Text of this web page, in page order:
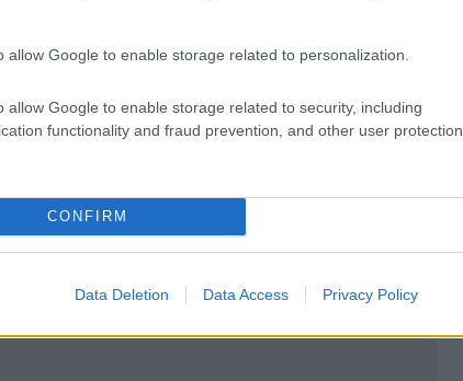
allow Google to enable storage related to personalization.
allow Google to enable storage related to security, including
functionality and fraud prevention, and other user protection.
CONFIRM
Data Deletion Data Access Privacy Policy
speciali, promozioni di negzianti
eBay” e poi c’è spiegato che eBay Inc. ha
con le forze dell’ordine locali, federali e
gli acquirenti che decidono di fare